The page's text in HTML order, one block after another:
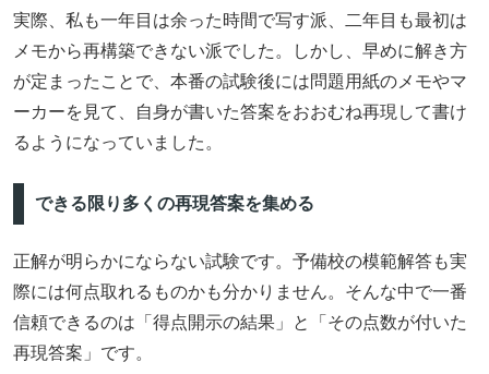
実際、私も一年目は余った時間で写す派、二年目も最初は
メモから再構築できない派でした。しかし、早めに解き方
が定まったことで、本番の試験後には問題用紙のメモやマ
ーカーを見て、自身が書いた答案をおおむね再現して書け
るようになっていました。
できる限り多くの再現答案を集める
正解が明らかにならない試験です。予備校の模範解答も実
際には何点取れるものかも分かりません。そんな中で一番
信頼できるのは「得点開示の結果」と「その点数が付いた
再現答案」です。